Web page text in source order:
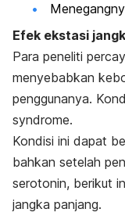
Efek ekstasi
Para peneliti
menyebabkan
penggunanya.
syndrome.
Kondisi ini dapat
bahkan setelah
serotonin, berikut
jangka panjang.